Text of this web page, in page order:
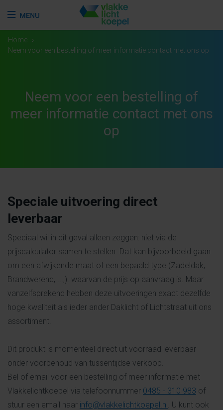
Home ›
Neem voor een bestelling of meer informatie contact met ons op
Neem voor een bestelling of
meer informatie contact met ons
op
Speciale uitvoering direct
leverbaar
Speciaal wil in dit geval alleen zeggen: niet via de
prijscalculator samen te stellen. Dat kan bijvoorbeeld gaan
om een afwijkende maat of een bepaald type (Zadeldak,
Brandwerend, ...,). waarvan de prijs op aanvraag is. Maar
vanzelfsprekend hebben deze uitvoeringen exact dezelfde
hoge kwaliteit als ieder ander Daklicht of Lichtstraat uit ons
assortiment.
Dit produkt is momenteel direct uit voorraad leverbaar
onder voorbehoud van tussentijdse verkoop.
Bel of email voor een bestelling of meer informatie met
Vlakkelichtkoepel via telefoonnummer 0485 - 310 983 of
stuur een email naar info@vlakkelichtkoepel.nl. U kunt ook